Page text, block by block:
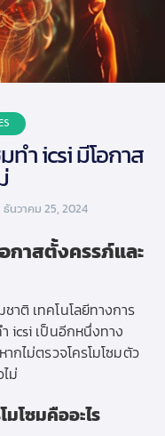
ทำ icsi มีโอกาส
ธันวาคม 25, 2024
กาสตั้งครรภ์และ
ติ เทคโนโลยีทางการ
icsi เป็นอีกหนึ่งทาง
กไม่ตรวจโครโมโซมตัว
ม่
โซมคืออะไร